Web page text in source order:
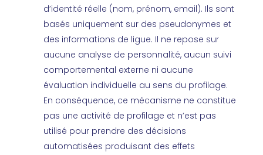
d’identité réelle (nom, prénom, email). Ils sont
basés uniquement sur des pseudonymes et
des informations de ligue. Il ne repose sur
aucune analyse de personnalité, aucun suivi
comportemental externe ni aucune
évaluation individuelle au sens du profilage.
En conséquence, ce mécanisme ne constitue
pas une activité de profilage et n’est pas
utilisé pour prendre des décisions
automatisées produisant des effets